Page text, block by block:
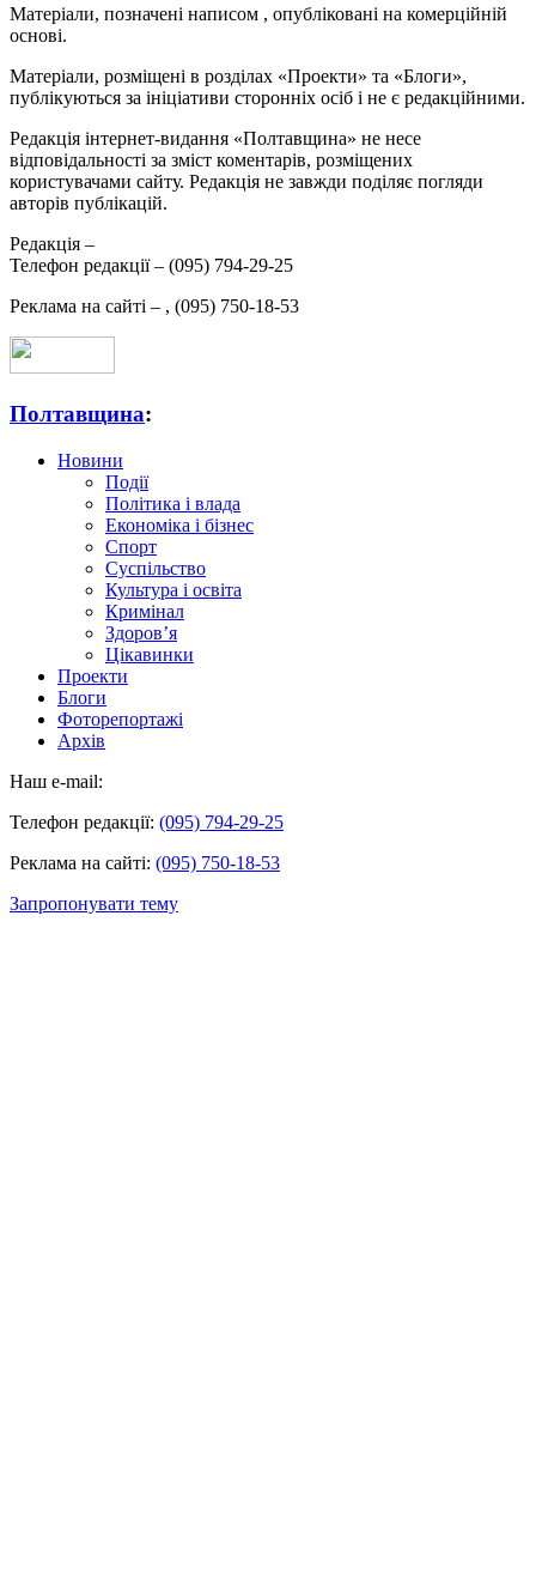
Матеріали, позначені написом , опубліковані на комерційній
основі.
Матеріали, розміщені в розділах «Проекти» та «Блоги»,
публікуються за ініціативи сторонніх осіб і не є редакційними.
Редакція інтернет-видання «Полтавщина» не несе
відповідальності за зміст коментарів, розміщених
користувачами сайту. Редакція не завжди поділяє погляди
авторів публікацій.
Редакція –
Телефон редакції – (095) 794-29-25
Реклама на сайті – , (095) 750-18-53
Полтавщина:
Новини
Події
Політика і влада
Економіка і бізнес
Спорт
Суспільство
Культура і освіта
Кримінал
Здоров’я
Цікавинки
Проекти
Блоги
Фоторепортажі
Архів
Наш e-mail:
Телефон редакції: (095) 794-29-25
Реклама на сайті: (095) 750-18-53
Запропонувати тему